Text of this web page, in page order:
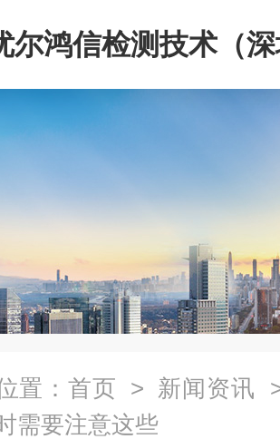
尔鸿信检测技术（
公司
置： 首页 > 新闻资讯
需要注意这些